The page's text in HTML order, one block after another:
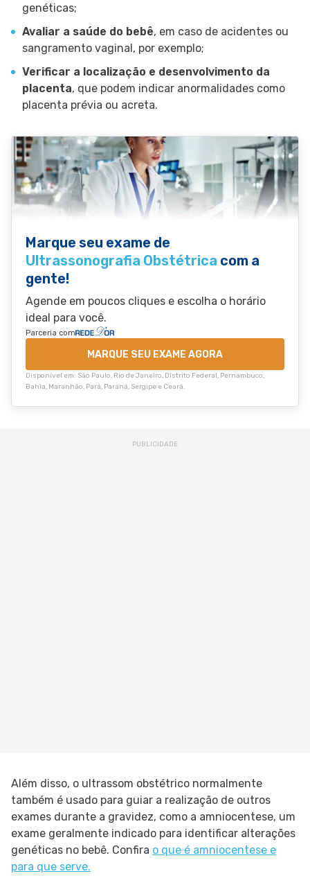
genéticas;
Avaliar a saúde do bebê, em caso de acidentes ou
sangramento vaginal, por exemplo;
Verificar a localização e desenvolvimento da
placenta, que podem indicar anormalidades como
placenta prévia ou acreta.
Marque seu exame de
Ultrassonografia Obstétrica com a
gente!
Agende em poucos cliques e escolha o horário
ideal para você.
Parceria com
MARQUE SEU EXAME AGORA
Disponível em: São Paulo, Rio de Janeiro, Distrito Federal, Pernambuco,
Bahia, Maranhão, Pará, Paraná, Sergipe e Ceará.
Além disso, o ultrassom obstétrico normalmente
também é usado para guiar a realização de outros
exames durante a gravidez, como a amniocentese, um
exame geralmente indicado para identificar alterações
genéticas no bebê. Confira o que é amniocentese e
para que serve.